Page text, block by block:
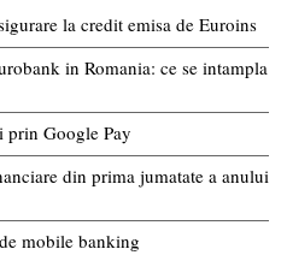
la credit emisa de Euroins
in Romania: ce se intampla
Google Pay
din prima jumatate a anului
mobile banking